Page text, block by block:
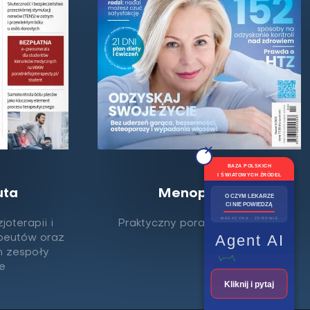
BAZA POLSKICH
I ŚWIATOWYCH ŹRÓDEŁ
O CZYM LEKARZE
CI NIE POWIEDZĄ
MEDYCYNA · ZDROWIE
Agent AI
Kliknij i pytaj
i
oraz
zespoły
Menopauza
Praktyczny poradnik dla kobiet